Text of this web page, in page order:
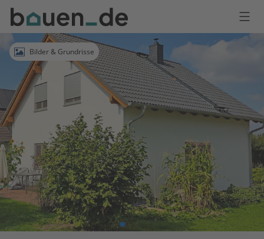
Bauen
Logo
AnmeldenBilder & Grundrisse